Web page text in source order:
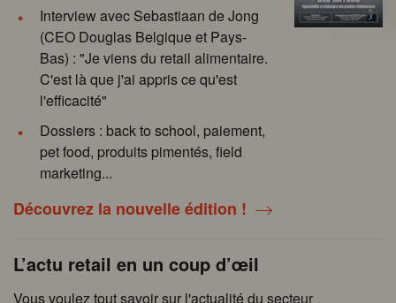
Interview avec Sebastiaan de Jong
(CEO Douglas Belgique et Pays-
Bas) : "Je viens du retail alimentaire.
C'est là que j'ai appris ce qu'est
l'efficacité"
Dossiers : back to school, paiement,
pet food, produits pimentés, field
marketing...
Découvrez la nouvelle édition !
L’actu retail en un coup d’œil
Vous voulez tout savoir sur l'actualité du secteur